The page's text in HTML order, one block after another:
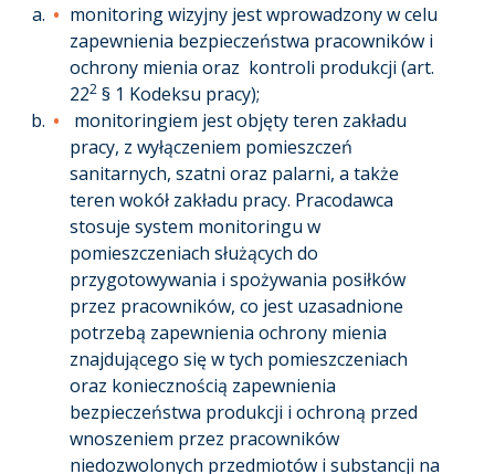
monitoring wizyjny jest wprowadzony w celu
zapewnienia bezpieczeństwa pracowników i
ochrony mienia oraz kontroli produkcji (art.
222§ 1 Kodeksu pracy);
monitoringiem jest objęty teren zakładu
pracy, z wyłączeniem pomieszczeń
sanitarnych, szatni oraz palarni, a także
teren wokół zakładu pracy. Pracodawca
stosuje system monitoringu w
pomieszczeniach służących do
przygotowywania i spożywania posiłków
przez pracowników, co jest uzasadnione
potrzebą zapewnienia ochrony mienia
znajdującego się w tych pomieszczeniach
oraz koniecznością zapewnienia
bezpieczeństwa produkcji i ochroną przed
wnoszeniem przez pracowników
niedozwolonych przedmiotów i substancji na